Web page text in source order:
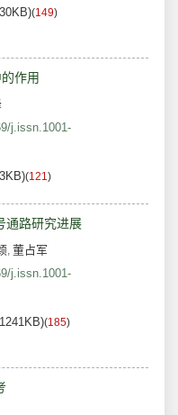
(149)
作用
j.issn.1001-
(121)
通路研究进展
, 董占军
j.issn.1001-
(185)